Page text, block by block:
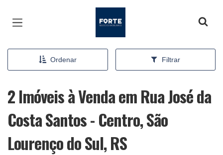
Ordenar Filtrar
2 Imóveis à Venda em Rua José da
Costa Santos - Centro, São
Lourenço do Sul, RS